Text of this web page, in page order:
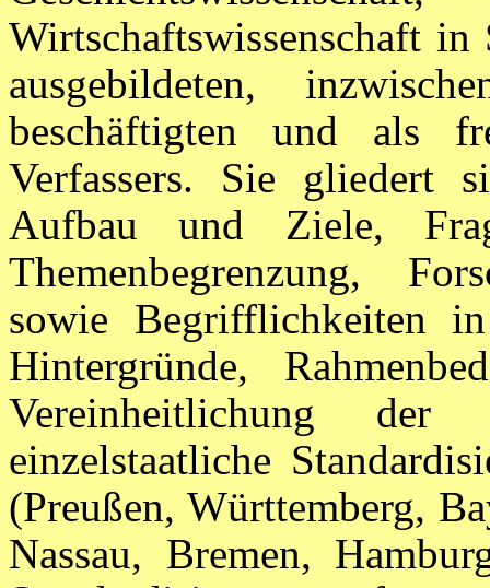
Wirtschaftswissenschaft
ausgebildeten,
beschäftigten und als
Verfassers. Sie gliedert
Aufbau und Ziele,
Themenbegrenzung,
sowie Begrifflichkeiten
Hintergründe,
Vereinheitlichung
einzelstaatliche
(Preußen, Württemberg,
Nassau, Bremen,